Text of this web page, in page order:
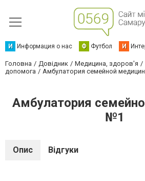
И Информация о нас Ф Футбол И
Головна Довідник Медицина, здоров'я
допомога
Амбулатория семейной
Амбулатория
№1
Опис Відгуки